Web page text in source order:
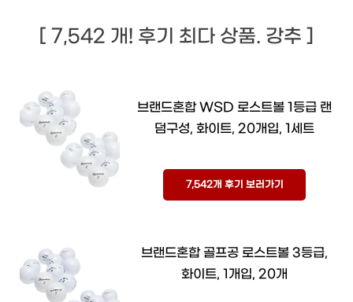
[ 7,542 개! 후기 최다 상품. 강추 ]
브랜드혼합 WSD 로스트볼 1등급 랜
덤구성, 화이트, 20개입, 1세트
7,542개 후기 보러가기
브랜드혼합 골프공 로스트볼 3등급,
화이트, 1개입, 20개